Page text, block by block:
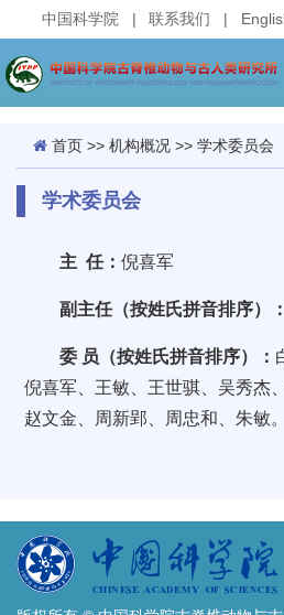
中国科学院 | 联系我们 |
首页 >> 机构概况 >> 学术委员会
学术委员会
主 任：倪喜军
副主任（按姓氏拼音排序）
委 员（按姓氏拼音排序）：
倪喜军、王敏、王世骐、吴秀杰
赵文金、周新郢、周忠和、朱敏